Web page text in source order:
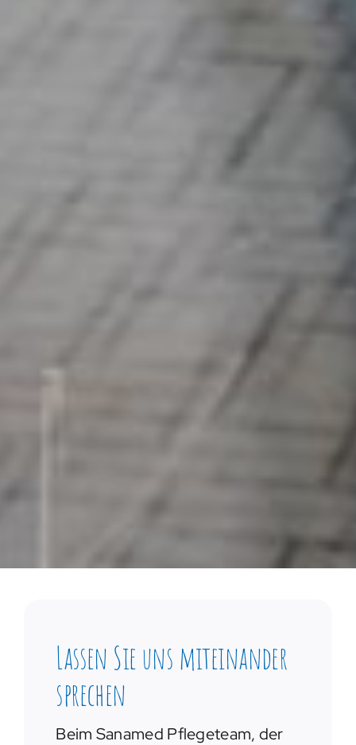
Lassen Sie uns miteinander
sprechen
Beim Sanamed Pflegeteam, der